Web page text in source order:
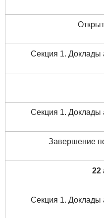
Секция 1.
Секция 1.
Завершение
22
Секция 1.